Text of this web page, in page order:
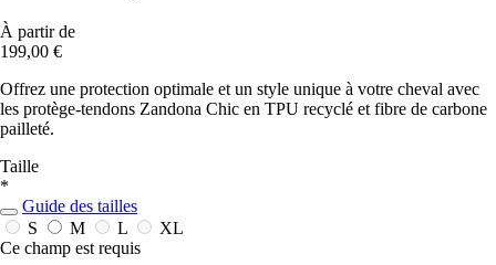
À partir de
199,00 €
Offrez une protection optimale et un style unique à votre cheval avec
les protège-tendons Zandona Chic en TPU recyclé et fibre de carbone
pailleté.
Taille
*
Guide des tailles
S
M L
XL
Ce champ est requis